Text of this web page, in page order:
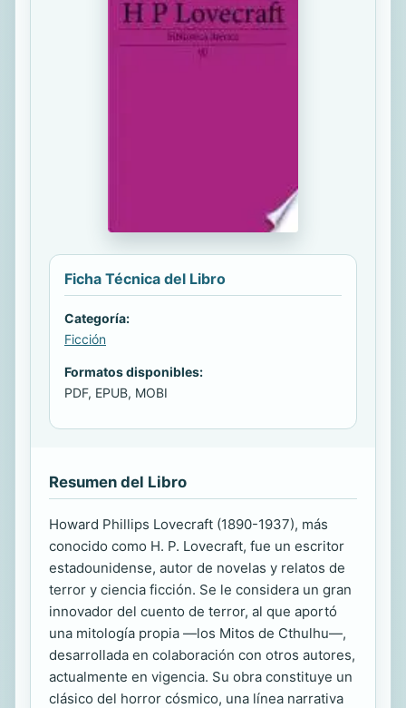
Ficha Técnica del Libro
Categoría:
Ficción
Formatos disponibles:
PDF, EPUB, MOBI
Resumen del Libro
Howard Phillips Lovecraft (1890-1937), más
conocido como H. P. Lovecraft, fue un escritor
estadounidense, autor de novelas y relatos de
terror y ciencia ficción. Se le considera un gran
innovador del cuento de terror, al que aportó
una mitología propia —los Mitos de Cthulhu—,
desarrollada en colaboración con otros autores,
actualmente en vigencia.​ Su obra constituye un
clásico del horror cósmico, una línea narrativa